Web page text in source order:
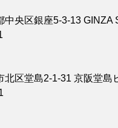
央区銀座5-3-13 GINZA
区堂島2-1-31 京阪堂島